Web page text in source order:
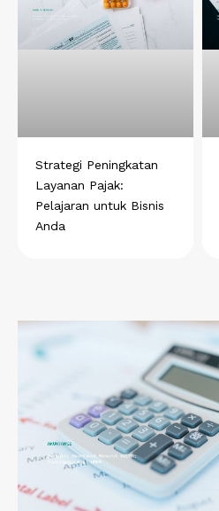
Strategi Peningkatan
Layanan Pajak:
Pelajaran untuk Bisnis
Anda